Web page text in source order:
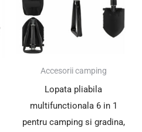
SUPER PREȚ!
Accesorii camping
Lopata pliabila
multifunctionala 6 in 1
pentru camping si gradina,